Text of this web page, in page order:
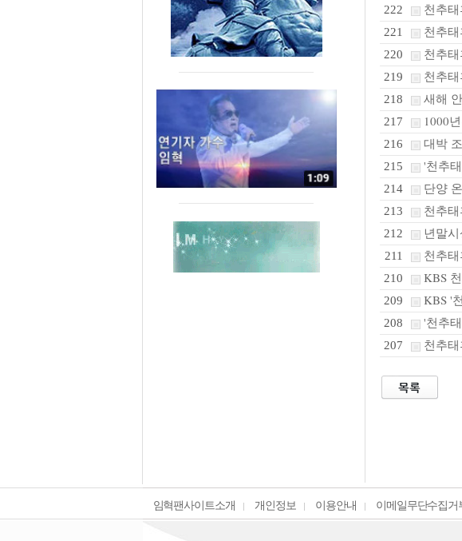
222
천추
221
천추
220
천추
219
천추
218
새해
217
1000
216
대박
215
'천추
214
단양
213
천추
212
년말
211
천추
210
KBS
209
KBS '
208
'천추
207
천추
임혁팬사이트소개 개인정보 이용안내 이메일무단수집거